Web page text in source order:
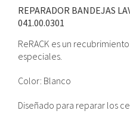
REPARADOR BANDEJAS
041.00.0301
ReRACK es un
especiales.
Color: Blanco
Diseñado para reparar los